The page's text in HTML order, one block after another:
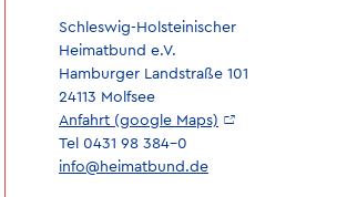
Schleswig-Holsteinischer
Heimatbund e.V.
Hamburger Landstraße 101
24113 Molfsee
Anfahrt (google Maps)
Tel 0431 98 384-0
info@heimatbund.de